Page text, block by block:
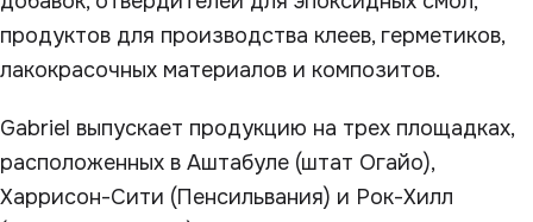
продуктов для производства клеев, герметиков,
лакокрасочных материалов и композитов.
Gabriel выпускает продукцию на трех площадках,
расположенных в Аштабуле (штат Огайо),
Харрисон-Сити (Пенсильвания) и Рок-Хилл